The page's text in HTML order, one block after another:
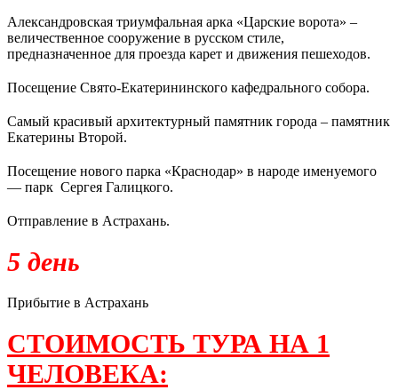
Александровская триумфальная арка «Царские ворота» –
величественное сооружение в русском стиле,
предназначенное для проезда карет и движения пешеходов.
Посещение Свято-Екатерининского кафедрального собора.
Самый красивый архитектурный памятник города – памятник
Екатерины Второй.
Посещение нового парка «Краснодар» в народе именуемого
— парк Сергея Галицкого.
Отправление в Астрахань.
5 день
Прибытие в Астрахань
СТОИМОСТЬ ТУРА НА 1
ЧЕЛОВЕКА: